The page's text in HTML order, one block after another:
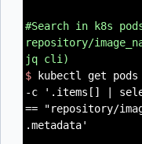
#Search in k8s
repository/
jq cli)
$ kubectl get
-c '.items[] |
== "repository/
.metadata'